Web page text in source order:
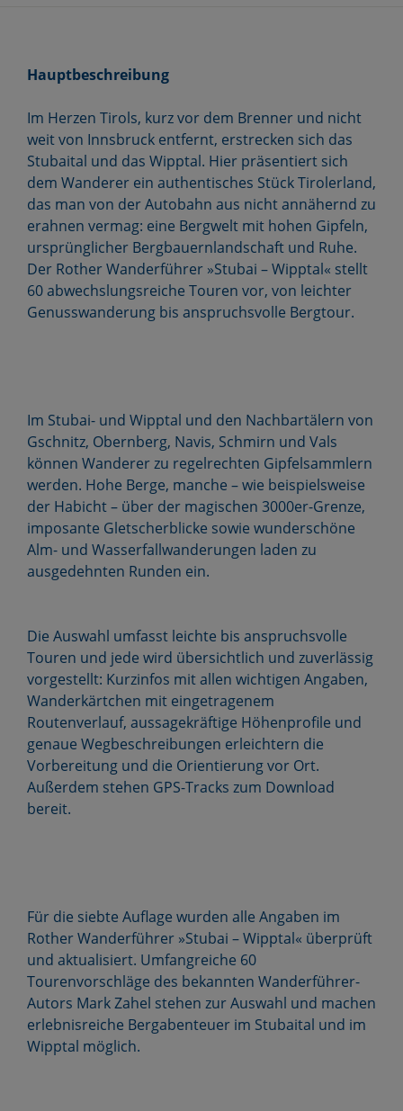
Hauptbeschreibung
Im Herzen Tirols, kurz vor dem Brenner und nicht
weit von Innsbruck entfernt, erstrecken sich das
Stubaital und das Wipptal. Hier präsentiert sich
dem Wanderer ein authentisches Stück Tirolerland,
das man von der Autobahn aus nicht annähernd zu
erahnen vermag: eine Bergwelt mit hohen Gipfeln,
ursprünglicher Bergbauernlandschaft und Ruhe.
Der Rother Wanderführer »Stubai – Wipptal« stellt
60 abwechslungsreiche Touren vor, von leichter
Genusswanderung bis anspruchsvolle Bergtour.
Im Stubai- und Wipptal und den Nachbartälern von
Gschnitz, Obernberg, Navis, Schmirn und Vals
können Wanderer zu regelrechten Gipfelsammlern
werden. Hohe Berge, manche – wie beispielsweise
der Habicht – über der magischen 3000er-Grenze,
imposante Gletscherblicke sowie wunderschöne
Alm- und Wasserfallwanderungen laden zu
ausgedehnten Runden ein.
Die Auswahl umfasst leichte bis anspruchsvolle
Touren und jede wird übersichtlich und zuverlässig
vorgestellt: Kurzinfos mit allen wichtigen Angaben,
Wanderkärtchen mit eingetragenem
Routenverlauf, aussagekräftige Höhenprofile und
genaue Wegbeschreibungen erleichtern die
Vorbereitung und die Orientierung vor Ort.
Außerdem stehen GPS-Tracks zum Download
bereit.
Für die siebte Auflage wurden alle Angaben im
Rother Wanderführer »Stubai – Wipptal« überprüft
und aktualisiert. Umfangreiche 60
Tourenvorschläge des bekannten Wanderführer-
Autors Mark Zahel stehen zur Auswahl und machen
erlebnisreiche Bergabenteuer im Stubaital und im
Wipptal möglich.